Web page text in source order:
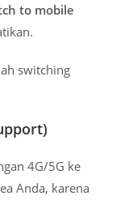
to mobile
switching
4G/5G ke
Anda, karena